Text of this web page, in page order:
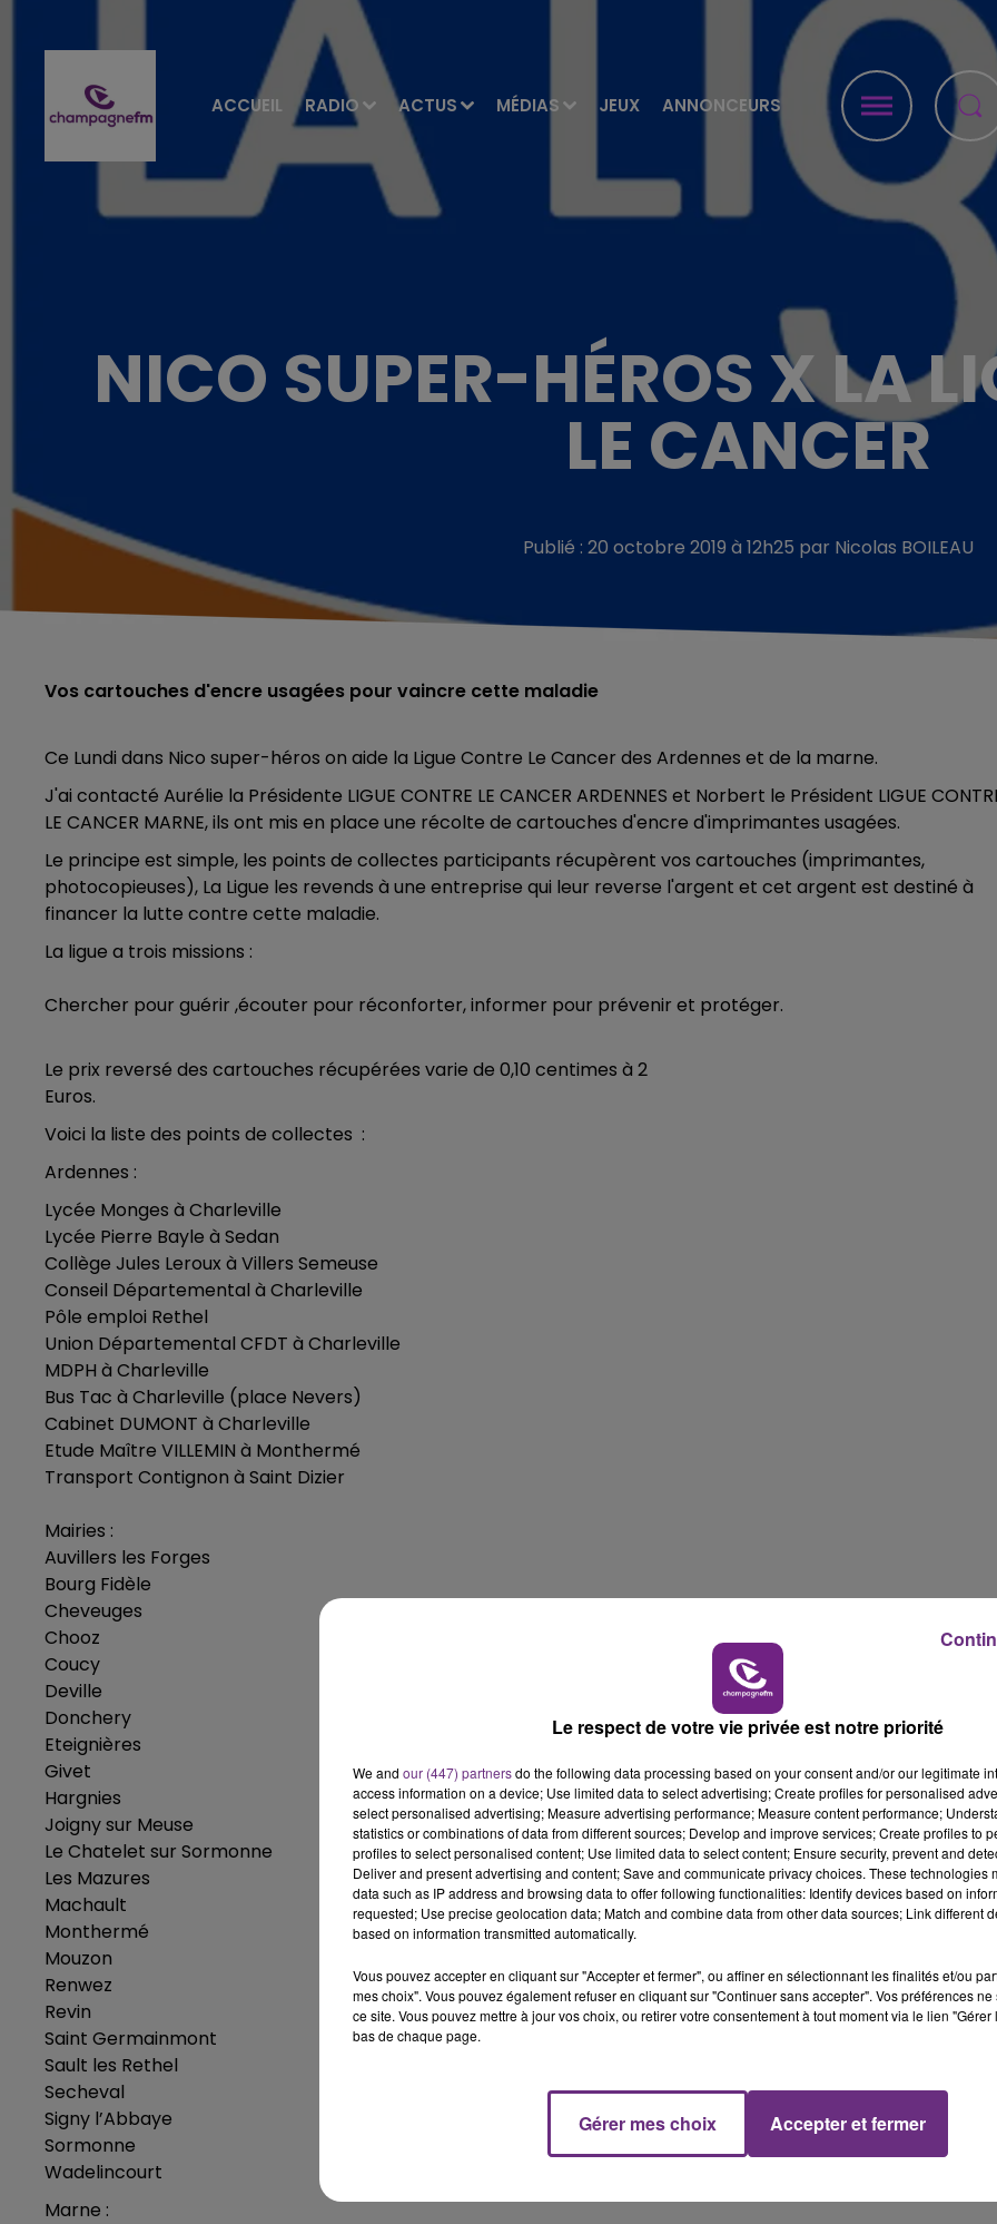
ACCUEIL RADIO ACTUS MÉDIAS JEUX ANNONCEURS
6h00 - 10h00 10h00 - 14h00
NICO SUPER-HÉROS X LA
LE CANCER
Publié : 20 octobre 2019 à 12h25 par Nicolas BOILEAU
Vos cartouches d'encre usagées pour vaincre cette maladie
Ce Lundi dans Nico super-héros on aide la Ligue Contre Le Cancer des Ardennes et de la marne.
J'ai contacté Aurélie la Présidente LIGUE CONTRE LE CANCER ARDENNES et Norbert le Président LIGUE
LE CANCER MARNE, ils ont mis en place une récolte de cartouches d'encre d'imprimantes usagées.
Le principe est simple, les points de collectes participants récupèrent vos cartouches (imprimantes,
photocopieuses), La Ligue les revends à une entreprise qui leur reverse l'argent et cet argent est destiné à
financer la lutte contre cette maladie.
La ligue a trois missions :
Chercher pour guérir ,écouter pour réconforter, informer pour prévenir et protéger.
Le prix reversé des cartouches récupérées varie de 0,10 centimes à 2
Euros.
Voici la liste des points de collectes :
Ardennes :
Lycée Monges à Charleville
Lycée Pierre Bayle à Sedan
Collège Jules Leroux à Villers Semeuse
Conseil Départemental à Charleville
Pôle emploi Rethel
Union Départemental CFDT à Charleville
MDPH à Charleville
Bus Tac à Charleville (place Nevers)
Cabinet DUMONT à Charleville
Etude Maître VILLEMIN à Monthermé
Transport Contignon à Saint Dizier
Mairies :
Auvillers les Forges
Bourg Fidèle
Cheveuges
Chooz
Coucy
Deville
Donchery
Eteignières
Givet
Hargnies
Joigny sur Meuse
Le Chatelet sur Sormonne
Les Mazures
Machault
Monthermé
Mouzon
Renwez
Revin
Saint Germainmont
Sault les Rethel
Secheval
Signy l’Abbaye
Sormonne
Wadelincourt
Marne :
Le respect de votre vie privée est notre priorité
We and our (447) partnersdo the following data processing based on your consent and/or our legitimate
access information on a device; Use limited data to select advertising; Create profiles for personalised
select personalised advertising; Measure advertising performance; Measure content performance;
statistics or combinations of data from different sources; Develop and improve services; Create profiles to
profiles to select personalised content; Use limited data to select content; Ensure security, prevent and
Deliver and present advertising and content; Save and communicate privacy choices. These technologies
data such as IP address and browsing data to offer following functionalities: Identify devices based on
requested; Use precise geolocation data; Match and combine data from other data sources; Link different
based on information transmitted automatically.
Vous pouvez accepter en cliquant sur "Accepter et fermer", ou affiner en sélectionnant les finalités et/ou
mes choix". Vous pouvez également refuser en cliquant sur "Continuer sans accepter". Vos préférences
ce site. Vous pouvez mettre à jour vos choix, ou retirer votre consentement à tout moment via le lien
bas de chaque page.
Gérer mes choix Accepter et fermer